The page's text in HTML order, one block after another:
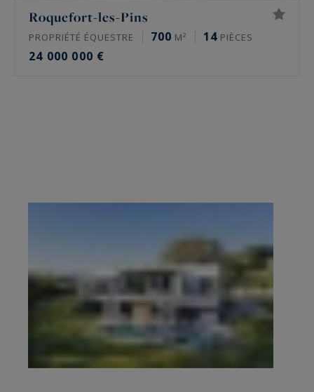
Roquefort-les-Pins
PROPRIÉTÉ ÉQUESTRE 700 M² 14 PIÈCES
24 000 000 €